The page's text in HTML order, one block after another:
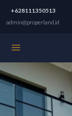
+628111350513
admin@properland.id